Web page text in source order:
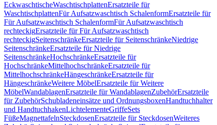
EckwaschtischeWaschtischplattenErsatzteile für
WaschtischplattenFür Aufsatzwaschtisch SchalenformErsatzteile für
Für Aufsatzwaschtisch SchalenformFür Aufsatzwaschtisch
rechteckigErsatzteile für Für Aufsatzwaschtisch
rechteckigSeitenschränkeErsatzteile für SeitenschränkeNiedrige
SeitenschränkeErsatzteile für Niedrige
SeitenschränkeHochschränkeErsatzteile für
HochschränkeMittelhochschränkeErsatzteile für
MittelhochschränkeHängeschränkeErsatzteile für
HängeschränkeWeitere MöbelErsatzteile für Weitere
MöbelWandablagenErsatzteile für WandablagenZubehörErsatzteile
für ZubehörSchubladeneinsätze und OrdnungsboxenHandtuchhalter
und HandtuchhakenLichtelementeGriffeSets
FüßeMagnettafelnSteckdosenErsatzteile für SteckdosenWeiteres